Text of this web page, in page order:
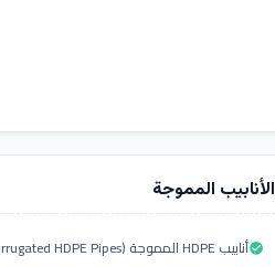
الأنابيب المموجة
أنابيب HDPE المموجة (Corrugated HDPE Pipes)check_circle